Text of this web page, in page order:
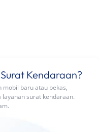
Kendaraan?
baru atau bekas,
surat kendaraan.